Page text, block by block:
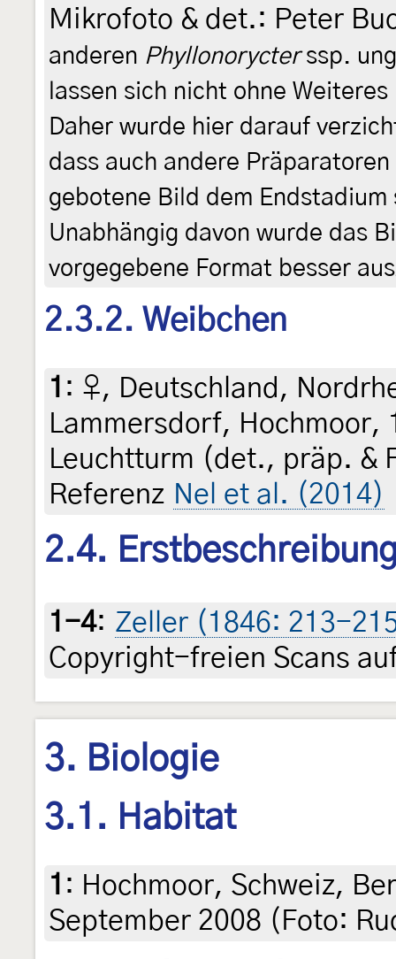
Mikrofoto & det.: Peter
anderen Phyllonorycterssp.
lassen sich nicht ohne
Daher wurde hier darauf
dass auch andere
gebotene Bild dem
Unabhängig davon wurde das
vorgegebene Format besser
2.3.2. Weibchen
1 : ♀, Deutschland,
Lammersdorf, Hochmoor,
Leuchtturm (det., präp. &
Referenz Nel et al. (2014)
2.4.
1-4: Zeller (1846: 213-
Copyright-freien Scans
3. Biologie
3.1. Habitat
1 : Hochmoor, Schweiz,
September 2008 (Foto: